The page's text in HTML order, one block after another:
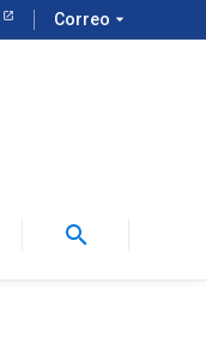
Correo arrow_drop_down
search